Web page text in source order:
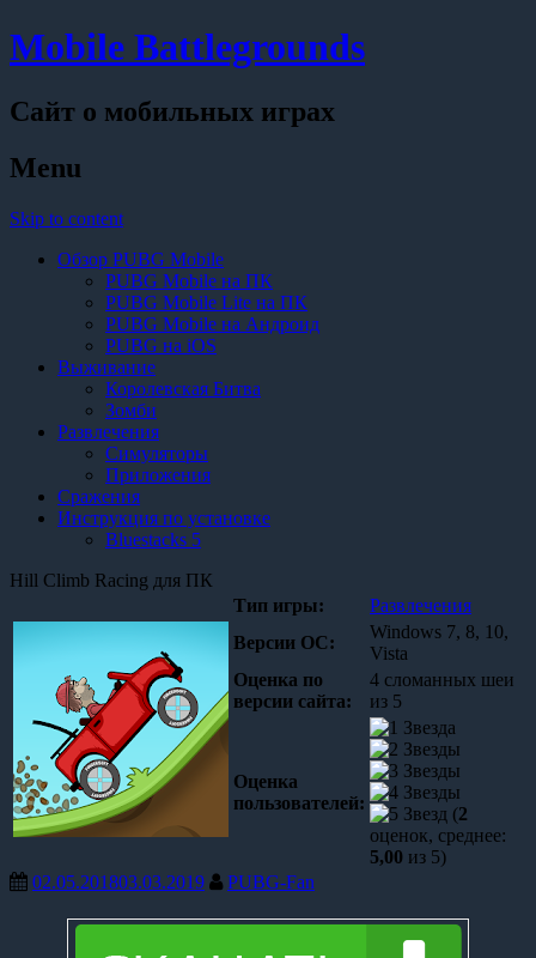
Mobile Battlegrounds
Сайт о мобильных играх
Menu
Skip to content
Обзор PUBG Mobile
PUBG Mobile на ПК
PUBG Mobile Lite на ПК
PUBG Mobile на Андроид
PUBG на iOS
Выживание
Королевская Битва
Зомби
Развлечения
Симуляторы
Приложения
Сражения
Инструкция по установке
Bluestacks 5
Hill Climb Racing для ПК
Тип игры:
Развлечения
Версии OC:
Windows 7, 8, 10,
Vista
Оценка по
версии сайта:
4 сломанных шеи
из 5
Оценка
пользователей:
(2
оценок, среднее:
5,00 из 5)
02.05.201803.03.2019 PUBG-Fan